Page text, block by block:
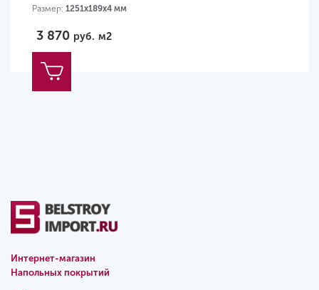
Размер: 1251х189х4 мм
3 870 руб. м2
Интернет-магазин
Напольных покрытий